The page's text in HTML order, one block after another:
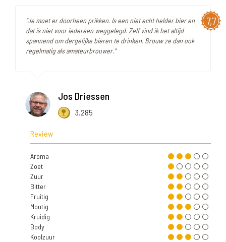
7,7
"Je moet er doorheen prikken. Is een niet echt helder bier en
dat is niet voor iedereen weggelegd. Zelf vind ik het altijd
spannend om dergelijke bieren te drinken. Brouw ze dan ook
regelmatig als amateurbrouwer."
Jos Driessen
3.285
Review
Aroma
Zoet
Zuur
Bitter
Fruitig
Moutig
Kruidig
Body
Koolzuur